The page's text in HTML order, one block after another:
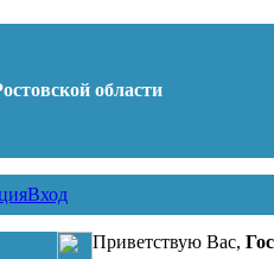
области
Вход
Приветствую Вас,